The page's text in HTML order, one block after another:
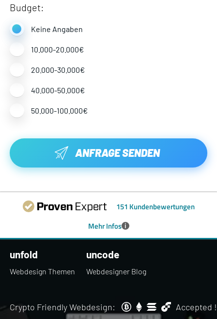
Budget:
Keine Angaben
10.000-20.000€
20.000-30.000€
40.000-50.000€
50.000-100.000€
ANFRAGE SENDEN
151 Kundenbewertungen
Mehr Infos i
unfold
Webdesign Themen
uncode
Webdesigner Blog
Crypto Friendly Webdesign: Accepted !